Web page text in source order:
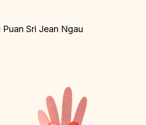
Sri Jean Ngau